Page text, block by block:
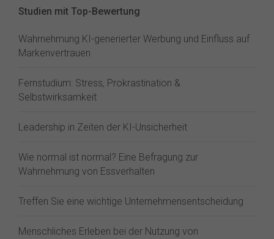
Studien mit Top-Bewertung
Wahrnehmung KI-generierter Werbung und Einfluss auf
Markenvertrauen
Fernstudium: Stress, Prokrastination &
Selbstwirksamkeit
Leadership in Zeiten der KI-Unsicherheit
Wie normal ist normal? Eine Befragung zur
Wahrnehmung von Essverhalten
Treffen Sie eine wichtige Unternehmensentscheidung
Menschliches Erleben bei der Nutzung von